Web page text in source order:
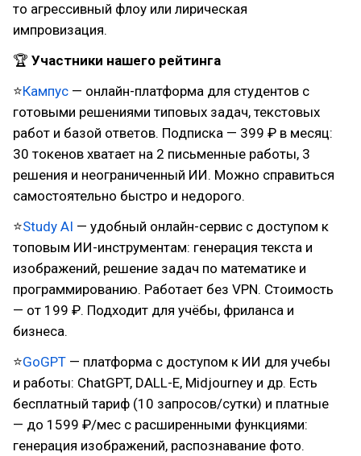
то агрессивный флоу или лирическая
импровизация.
🏆 Участники нашего рейтинга
⭐Кампус — онлайн-платформа для студентов с
готовыми решениями типовых задач, текстовых
работ и базой ответов. Подписка — 399 ₽ в месяц:
30 токенов хватает на 2 письменные работы, 3
решения и неограниченный ИИ. Можно справиться
самостоятельно быстро и недорого.
⭐Study AI — удобный онлайн-сервис с доступом к
топовым ИИ-инструментам: генерация текста и
изображений, решение задач по математике и
программированию. Работает без VPN. Стоимость
— от 199 ₽. Подходит для учёбы, фриланса и
бизнеса.
⭐GoGPT — платформа с доступом к ИИ для учебы
и работы: ChatGPT, DALL-E, Midjourney и др. Есть
бесплатный тариф (10 запросов/сутки) и платные
— до 1599 ₽/мес с расширенными функциями:
генерация изображений, распознавание фото.